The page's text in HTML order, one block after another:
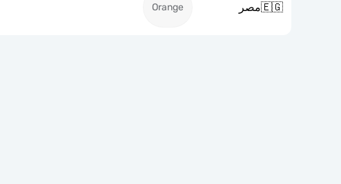
🇪🇬مصر Orange